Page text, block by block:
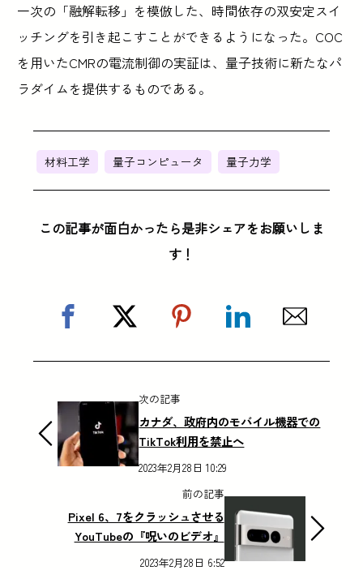
一次の「融解転移」を模倣した、時間依存の双安定スイ
ッチングを引き起こすことができるようになった。COC
を用いたCMRの電流制御の実証は、量子技術に新たなパ
ラダイムを提供するものである。
材料工学 量子コンピュータ 量子力学
この記事が面白かったら是非シェアをお願いしま
す！
次の記事
カナダ、政府内のモバイル機器での
TikTok利用を禁止へ
2023年2月28日 10:29
前の記事
Pixel 6、7をクラッシュさせる
YouTubeの『呪いのビデオ』
2023年2月28日 6:52